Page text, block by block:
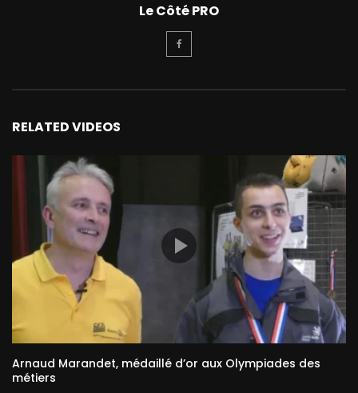
Le Côté PRO
RELATED VIDEOS
Arnaud Marandet, médaillé d’or aux Olympiades des
métiers